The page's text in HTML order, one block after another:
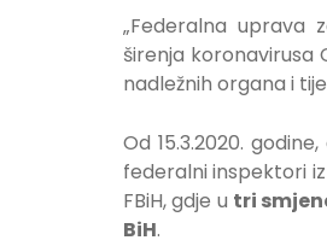
„Federalna uprava
širenja koronavirusa
nadležnih organa i
Od 15.3.2020.
federalni inspektori
FBiH, gdje u tri
BiH.